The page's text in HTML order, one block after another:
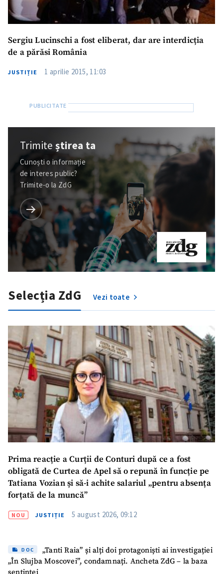
Sergiu Lucinschi a fost eliberat, dar are interdicția
de a părăsi România
JUSTIȚIE 1 aprilie 2015, 11:03
Trimiteștirea ta
Cunoști o informație
de interes public?
Trimite-o la ZdG
Selecția ZdG Vezi toate
Prima reacție a Curții de Conturi după ce a fost
obligată de Curtea de Apel să o repună în funcție pe
Tatiana Vozian și să-i achite salariul „pentru absența
forțată de la muncă”
NOU JUSTIȚIE 5 august 2026, 09:12
DOC
„Tanti Raia” și alți doi protagoniști ai investigației
„În Slujba Moscovei”, condamnați. Ancheta ZdG – la baza
Telefon
+ Telefon personal